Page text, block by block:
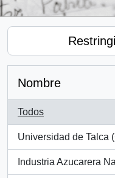
Nombre
Todos
Universidad de Talca
, 2 resultados
Industria Azucarera
, 1 resultados